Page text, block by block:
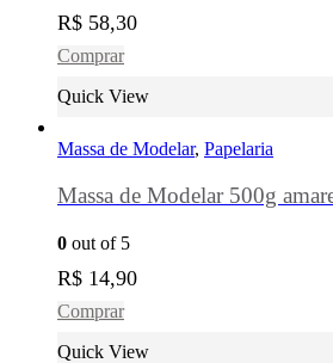
R$ 58,30
Comprar
Quick View
Massa de Modelar, Papelaria
Massa de Modelar 500g
0 out of 5
R$ 14,90
Comprar
Quick View